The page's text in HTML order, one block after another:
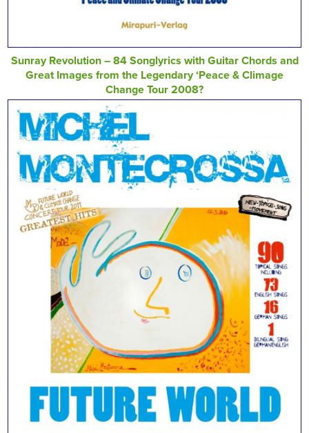
Sunray Revolution – 84 Songlyrics with Guitar Chords and
Great Images from the Legendary ‘Peace & Climage
Change Tour 2008?